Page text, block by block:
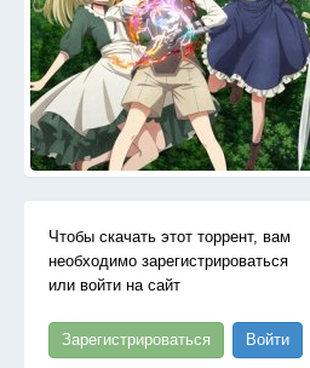
Чтобы скачать этот торрент, вам
необходимо зарегистрироваться
или войти на сайт
Зарегистрироваться Войти